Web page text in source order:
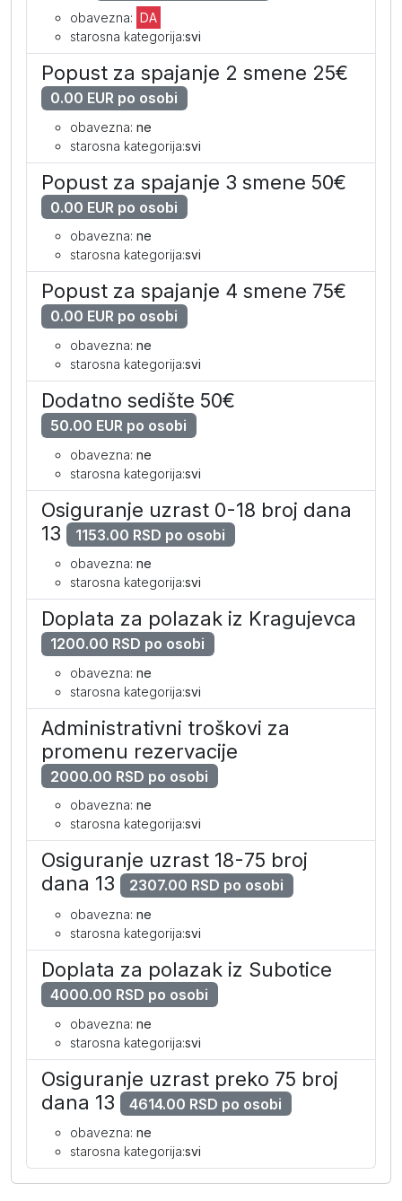
obavezna: DA
starosna kategorija:svi
Popust za spajanje 2 smene 25€
0.00 EUR po osobi
obavezna: ne
starosna kategorija:svi
Popust za spajanje 3 smene 50€
0.00 EUR po osobi
obavezna: ne
starosna kategorija:svi
Popust za spajanje 4 smene 75€
0.00 EUR po osobi
obavezna: ne
starosna kategorija:svi
Dodatno sedište 50€
50.00 EUR po osobi
obavezna: ne
starosna kategorija:svi
Osiguranje uzrast 0-18 broj dana
13
1153.00 RSD po osobi
obavezna: ne
starosna kategorija:svi
Doplata za polazak iz Kragujevca
1200.00 RSD po osobi
obavezna: ne
starosna kategorija:svi
Administrativni troškovi za
promenu rezervacije
2000.00 RSD po osobi
obavezna: ne
starosna kategorija:svi
Osiguranje uzrast 18-75 broj
dana 13
2307.00 RSD po osobi
obavezna: ne
starosna kategorija:svi
Doplata za polazak iz Subotice
4000.00 RSD po osobi
obavezna: ne
starosna kategorija:svi
Osiguranje uzrast preko 75 broj
dana 13
4614.00 RSD po osobi
obavezna: ne
starosna kategorija:svi